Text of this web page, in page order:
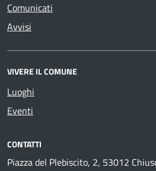
Comunicati
Avvisi
VIVERE IL COMUNE
Luoghi
Eventi
CONTATTI
Piazza del Plebiscito, 2, 53012